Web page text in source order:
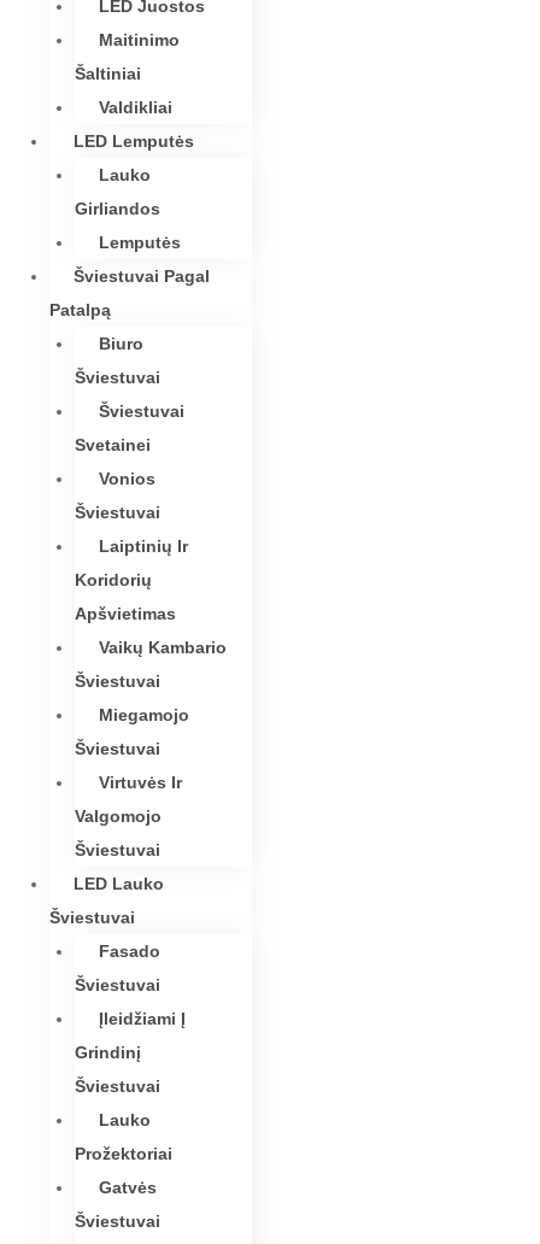
LED Juostos
Maitinimo
Šaltiniai
Valdikliai
LED Lemputės
Lauko
Girliandos
Lemputės
Šviestuvai Pagal
Patalpą
Biuro
Šviestuvai
Šviestuvai
Svetainei
Vonios
Šviestuvai
Laiptinių Ir
Koridorių
Apšvietimas
Vaikų Kambario
Šviestuvai
Miegamojo
Šviestuvai
Virtuvės Ir
Valgomojo
Šviestuvai
LED Lauko
Šviestuvai
Fasado
Šviestuvai
Įleidžiami Į
Grindinį
Šviestuvai
Lauko
Prožektoriai
Gatvės
Šviestuvai